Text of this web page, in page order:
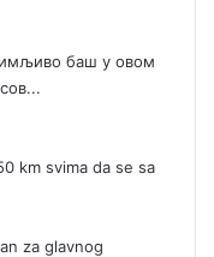
баш у овом
km svima da se sa
za glavnog